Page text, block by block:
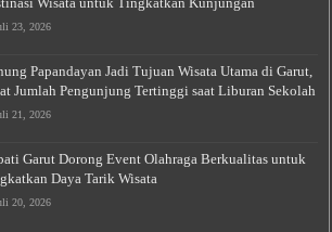
23, 2026
Papandayan Jadi Tujuan Wisata Utama di Garut,
Jumlah Pengunjung Tertinggi saat Liburan Sekolah
21, 2026
Garut Dorong Event Olahraga Berkualitas untuk
Daya Tarik Wisata
20, 2026